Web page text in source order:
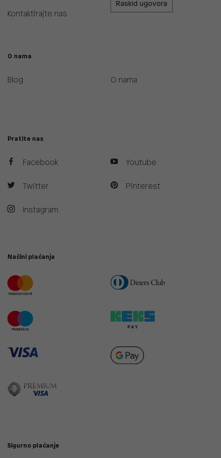
Kontaktirajte nas
Raskid ugovora
O nama
Blog O nama
Pratite nas
Facebook
Twitter
Instagram
Youtube
Pinterest
Načini plaćanja
Sigurno plaćanje